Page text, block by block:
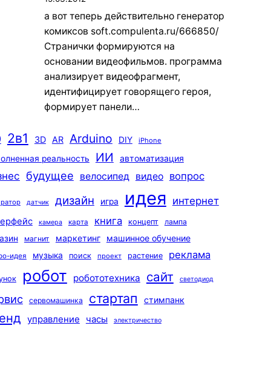
а вот теперь действительно генератор
комиксов soft.compulenta.ru/666850/
Странички формируются на
основании видеофильмов. программа
анализирует видеофрагмент,
идентифицирует говорящего героя,
формирует панели…
2в1 3D AR Arduino DIY iPhone
реальность ИИ автоматизация
будущее велосипед видео вопрос
датчик дизайн игра идея интернет
камера карта книга концепт лампа
магнит маркетинг машинное обучение
идея музыка поиск проект растение реклама
робот робототехника сайт светодиод
сервомашинка стартап стимпанк
управление часы электричество